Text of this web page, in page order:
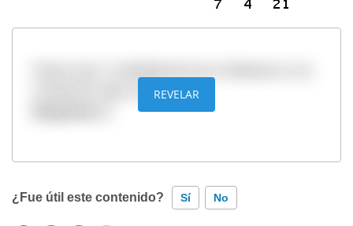
el faltante debe ser 3REVELAR
¿Fue útil este contenido? Sí No